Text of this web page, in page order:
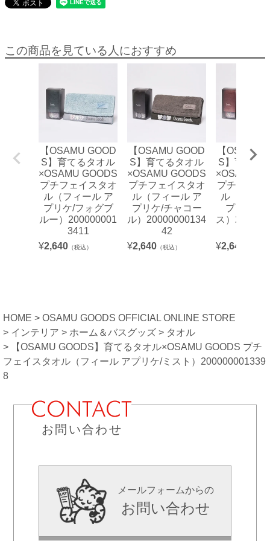
この商品を見ている人におすすめ
【OSAMU GOOD
S】育てるタオル
×OSAMU GOODS
プチフェイスタオ
ル（フィール ア
プリケ/フォグブ
ルー）200000001
3411
¥2,640 （税込）
【OSAMU GOOD
S】育てるタオル
×OSAMU GOODS
プチフェイスタオ
ル（フィール ア
プリケ/チャコー
ル）20000000134
42
¥2,640 （税込）
【OSAMU
S】育てる
×OSAMU
プチフェイ
ル（フィ
プリケ/ロ
ス）
¥2,640
HOME
OSAMU GOODS OFFICIAL ONLINE STORE
インテリア
ホーム＆バスグッズ
タオル
【OSAMU GOODS】育てるタオル×OSAMU GOODS プチ
フェイスタオル（フィール アプリケ/ミスト）200000001339
8
お問い合わせ
メールフォームからの
お問い合わせ